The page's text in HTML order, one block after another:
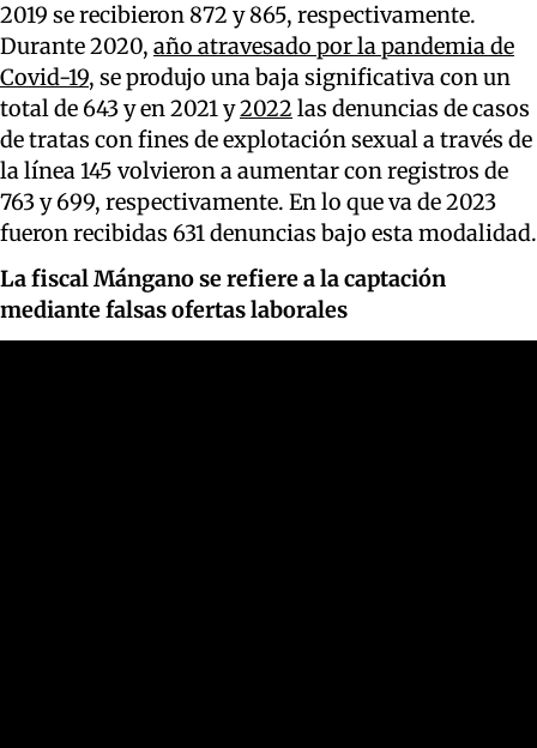
2019 se recibieron 872 y 865, respectivamente.
Durante 2020, año atravesado por la pandemia de
Covid-19, se produjo una baja significativa con un
total de 643 y en 2021 y2022 las denuncias de casos
de tratas con fines de explotación sexual a través de
la línea 145 volvieron a aumentar con registros de
763 y 699, respectivamente. En lo que va de 2023
fueron recibidas 631 denuncias bajo esta modalidad.
La fiscal Mángano se refiere a la captación
mediante falsas ofertas laborales